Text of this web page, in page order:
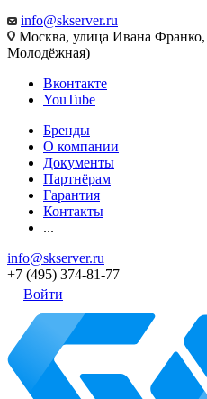
info@skserver.ru
Москва, улица Ивана
Молодёжная)
Вконтакте
YouTube
Бренды
О компании
Документы
Партнёрам
Гарантия
Контакты
...
info@skserver.ru
+7 (495) 374-81-77
Войти